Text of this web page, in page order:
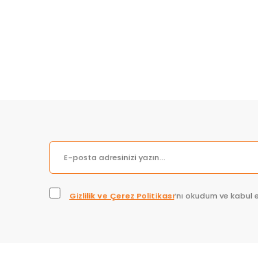
Gizlilik ve Çerez Politikası’nı okudum ve kabul